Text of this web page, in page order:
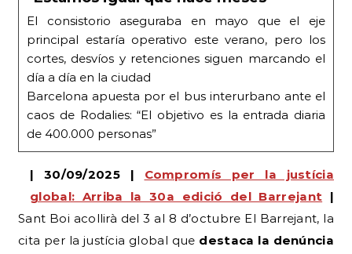
El consistorio aseguraba en mayo que el eje
principal estaría operativo este verano, pero los
cortes, desvíos y retenciones siguen marcando el
día a día en la ciudad
Barcelona apuesta por el bus interurbano ante el
caos de Rodalies: “El objetivo es la entrada diaria
de 400.000 personas”
| 30/09/2025 | Compromís per la justícia
global: Arriba la 30a edició del Barrejant |
Sant Boi acollirà del 3 al 8 d’octubre El Barrejant, la
cita per la justícia global que destaca la denúncia